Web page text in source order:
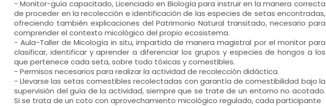
- Monitor-guía capacitado, Licenciado en Biología para instruir en la manera correcta
de proceder en la recolección e identificación de las especies de setas encontradas,
ofreciendo también explicaciones del Patrimonio Natural transitado, necesario para
comprender el contexto micológico del propio ecosistema.
- Aula-Taller de Micología in situ, impartida de manera magistral por el monitor para
clasificar, identificar y aprender a diferenciar los grupos y especies de hongos a los
que pertenece cada seta, sobre todo tóxicas y comestibles.
- Permisos necesarios para realizar la actividad de recolección didáctica.
- Llevarse las setas comestibles recolectadas con garantía de comestibilidad bajo la
supervisión del guía de la actividad, siempre que se trate de un entorno no acotado.
Si se trata de un coto con aprovechamiento micológico regulado, cada participante